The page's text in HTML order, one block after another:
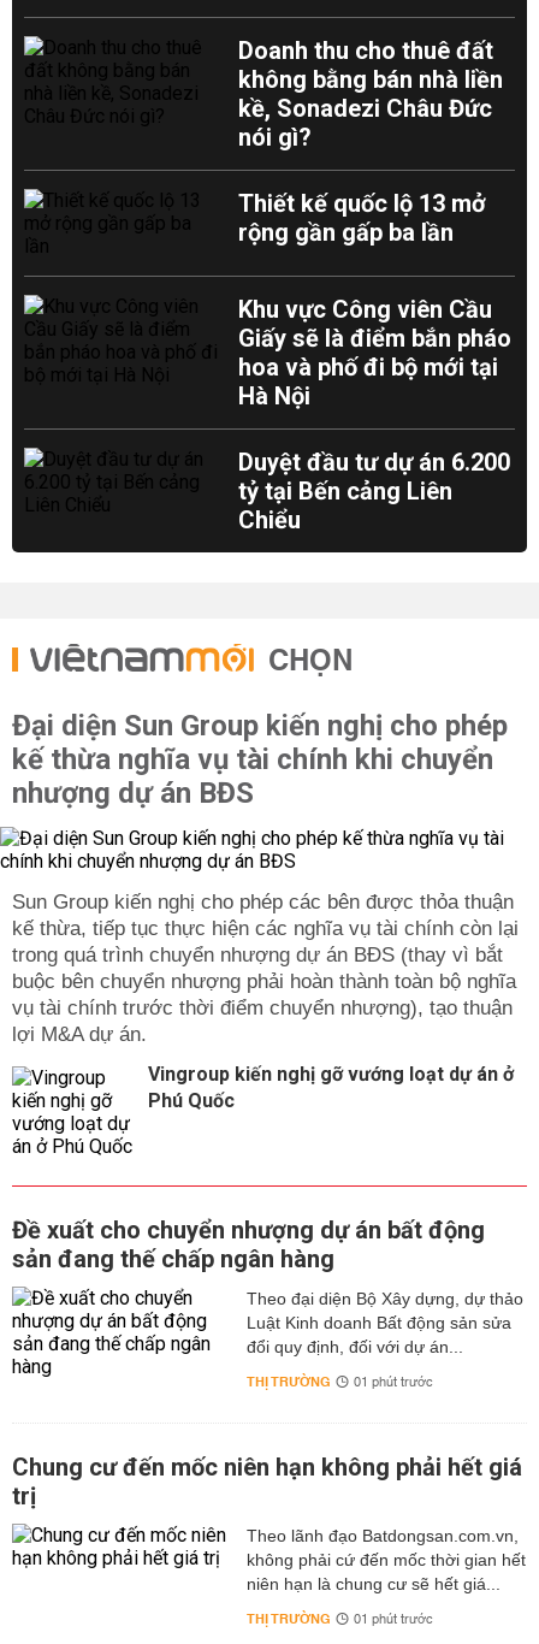
Doanh thu cho thuê đất
không bằng bán nhà liền
kề, Sonadezi Châu Đức
nói gì?
Thiết kế quốc lộ 13 mở
rộng gần gấp ba lần
Khu vực Công viên Cầu
Giấy sẽ là điểm bắn pháo
hoa và phố đi bộ mới tại
Hà Nội
Duyệt đầu tư dự án 6.200
tỷ tại Bến cảng Liên
Chiểu
CHỌN
Đại diện Sun Group kiến nghị cho phép
kế thừa nghĩa vụ tài chính khi chuyển
nhượng dự án BĐS
Sun Group kiến nghị cho phép các bên được thỏa thuận
kế thừa, tiếp tục thực hiện các nghĩa vụ tài chính còn lại
trong quá trình chuyển nhượng dự án BĐS (thay vì bắt
buộc bên chuyển nhượng phải hoàn thành toàn bộ nghĩa
vụ tài chính trước thời điểm chuyển nhượng), tạo thuận
lợi M&A dự án.
Vingroup kiến nghị gỡ vướng loạt dự án ở
Phú Quốc
Đề xuất cho chuyển nhượng dự án bất động
sản đang thế chấp ngân hàng
Theo đại diện Bộ Xây dựng, dự thảo
Luật Kinh doanh Bất động sản sửa
đổi quy định, đối với dự án...
THỊ TRƯỜNG 01 phút trước
Chung cư đến mốc niên hạn không phải hết giá
trị
Theo lãnh đạo Batdongsan.com.vn,
không phải cứ đến mốc thời gian hết
niên hạn là chung cư sẽ hết giá...
THỊ TRƯỜNG 01 phút trước